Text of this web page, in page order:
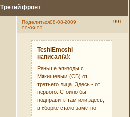
Третий фронт
Поделиться 991
08-08-2009
00:09:02
ToshiEmoshi
написал(а):
Раньше эпизоды с
Мякишевым (СБ) от
третьего лица. Здесь - от
первого. Стоило бы
подправить там или здесь,
в сборке стало заметно